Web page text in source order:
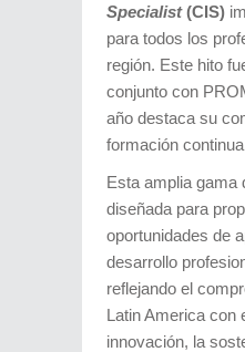
Specialist(CIS)
para todos los
región. Este hito
conjunto con
año destaca su
formación
Esta amplia gama
diseñada para
oportunidades de
desarrollo
reflejando el
Latin America con
innovación, la